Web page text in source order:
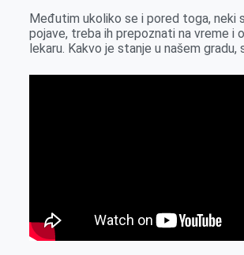
Međutim ukoliko se i pored toga, neki
pojave, treba ih prepoznati na vreme i
lekaru. Kakvo je stanje u našem gradu,